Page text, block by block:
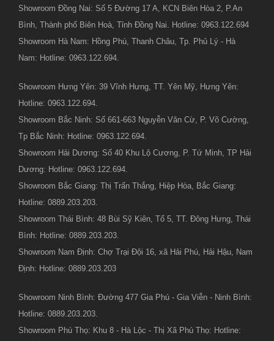
Showroom Đồng Nai: Số 5 Đường 17 A, KCN Biên Hòa 2, P.An
Bình, Thành phố Biên Hoà, Tỉnh Đồng Nai. Hotline: 0963.122.694
Showroom Hà Nam: Hồng Phú, Thanh Châu, Tp. Phủ Lý - Hà
Nam: Hotline: 0963.122.694.
Showroom Hưng Yên: 39 Vĩnh Hưng, TT. Yên Mỹ, Hưng Yên:
Hotline: 0963.122.694.
Showroom Bắc Ninh: Số 661-663 Nguyễn Văn Cừ, P. Võ Cường,
Tp Bắc Ninh: Hotline: 0963.122.694.
Showroom Hải Dương: Số 40 Khu Lộ Cương, P. Tứ Minh, TP Hải
Dương: Hotline: 0963.122.694.
Showroom Bắc Giang: Thị Trấn Thắng, Hiệp Hòa, Bắc Giang:
Hotline: 0889.203.203.
Showroom Thái Bình: 48 Bùi Sỹ Kiên, Tổ 5, TT. Đông Hưng, Thái
Bình: Hotline: 0889.203.203.
Showroom Nam Định: Chợ Trại Đội 16, xã Hải Phú, Hải Hậu, Nam
Định: Hotline: 0889.203.203
Showroom Ninh Bình: Đường 477 Gia Phú - Gia Viễn - Ninh Bình:
Hotline: 0889.203.203.
Showroom Phú Thọ: Khu 8 - Hà Lộc - Thị Xã Phú Thọ: Hotline: